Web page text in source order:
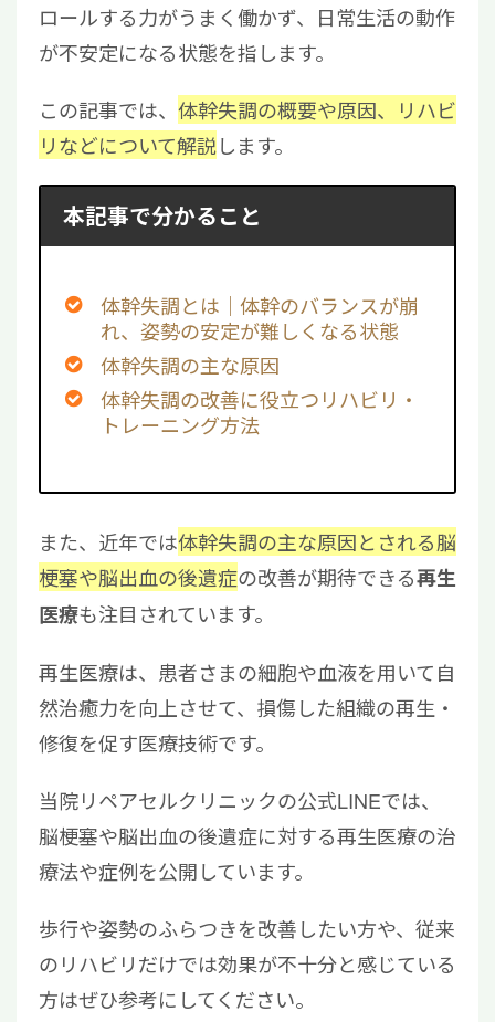
ロールする力がうまく働かず、日常生活の動作
が不安定になる状態を指します。
この記事では、 体幹失調の概要や原因、リハビ
リなどについて解説します。
本記事で分かること
体幹失調とは｜体幹のバランスが崩
れ、姿勢の安定が難しくなる状態
体幹失調の主な原因
体幹失調の改善に役立つリハビリ・
トレーニング方法
また、近年では体幹失調の主な原因とされる脳
梗塞や脳出血の後遺症の改善が期待できる再生
医療も注目されています。
再生医療は、患者さまの細胞や血液を用いて自
然治癒力を向上させて、損傷した組織の再生・
修復を促す医療技術です。
当院リペアセルクリニックの公式LINEでは、
脳梗塞や脳出血の後遺症に対する再生医療の治
療法や症例を公開しています。
歩行や姿勢のふらつきを改善したい方や、従来
のリハビリだけでは効果が不十分と感じている
方はぜひ参考にしてください。